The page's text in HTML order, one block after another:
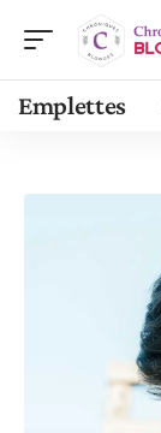
Emplettes